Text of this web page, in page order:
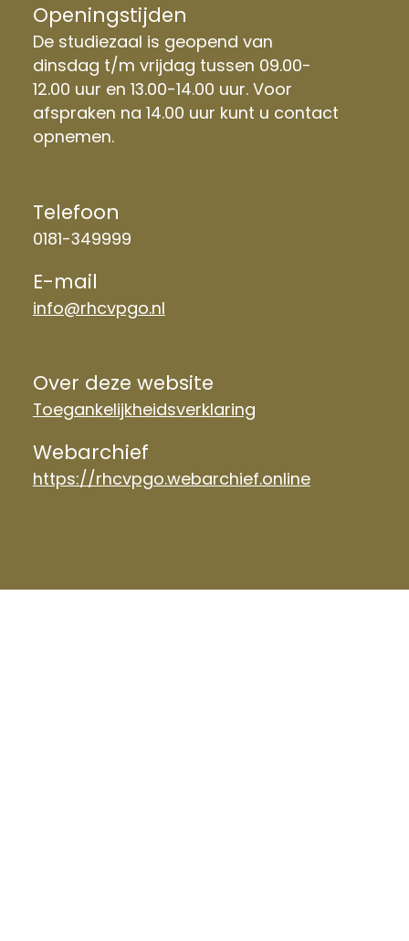
Openingstijden
De studiezaal is geopend van
dinsdag t/m vrijdag tussen 09.00-
12.00 uur en 13.00-14.00 uur. Voor
afspraken na 14.00 uur kunt u contact
opnemen.
Telefoon
0181-349999
E-mail
info@rhcvpgo.nl
Over deze website
Toegankelijkheidsverklaring
Webarchief
https://rhcvpgo.webarchief.online